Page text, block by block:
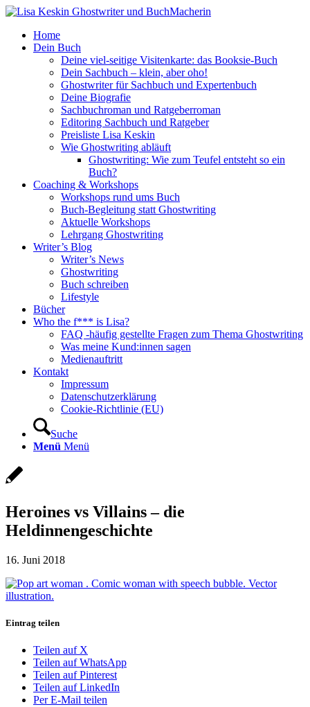
Home
Dein Buch
Deine viel-seitige Visitenkarte: das Booksie-Buch
Dein Sachbuch – klein, aber oho!
Ghostwriter für Sachbuch und Expertenbuch
Deine Biografie
Sachbuchroman und Ratgeberroman
Editoring Sachbuch und Ratgeber
Preisliste Lisa Keskin
Wie Ghostwriting abläuft
Ghostwriting: Wie zum Teufel entsteht so ein
Buch?
Coaching & Workshops
Workshops rund ums Buch
Buch-Begleitung statt Ghostwriting
Aktuelle Workshops
Lehrgang Ghostwriting
Writer’s Blog
Writer’s News
Ghostwriting
Buch schreiben
Lifestyle
Bücher
Who the f*** is Lisa?
FAQ -häufig gestellte Fragen zum Thema Ghostwriting
Was meine Kund:innen sagen
Medienauftritt
Kontakt
Impressum
Datenschutzerklärung
Cookie-Richtlinie (EU)
Suche
Menü Menü
Heroines vs Villains – die
Heldinnengeschichte
16. Juni 2018
Eintrag teilen
Teilen auf X
Teilen auf WhatsApp
Teilen auf Pinterest
Teilen auf LinkedIn
Per E-Mail teilen